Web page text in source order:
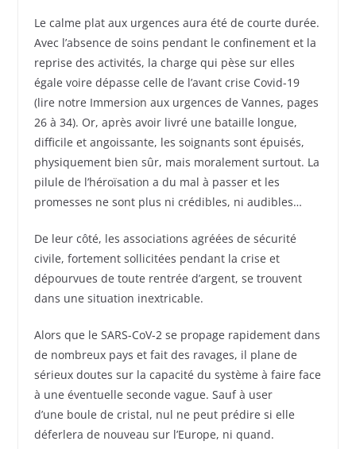
Le calme plat aux urgences aura été de courte durée.
Avec l’absence de soins pendant le confinement et la
reprise des activités, la charge qui pèse sur elles
égale voire dépasse celle de l’avant crise Covid-19
(lire notre Immersion aux urgences de Vannes, pages
26 à 34). Or, après avoir livré une bataille longue,
difficile et angoissante, les soignants sont épuisés,
physiquement bien sûr, mais moralement surtout. La
pilule de l’héroïsation a du mal à passer et les
promesses ne sont plus ni crédibles, ni audibles…
De leur côté, les associations agréées de sécurité
civile, fortement sollicitées pendant la crise et
dépourvues de toute rentrée d’argent, se trouvent
dans une situation inextricable.
Alors que le SARS-CoV-2 se propage rapidement dans
de nombreux pays et fait des ravages, il plane de
sérieux doutes sur la capacité du système à faire face
à une éventuelle seconde vague. Sauf à user
d’une boule de cristal, nul ne peut prédire si elle
déferlera de nouveau sur l’Europe, ni quand.